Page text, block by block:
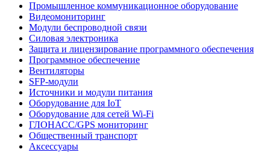
Промышленное коммуникационное оборудование
Видеомониторинг
Модули беспроводной связи
Силовая электроника
Защита и лицензирование программного обеспечения
Программное обеспечение
Вентиляторы
SFP-модули
Источники и модули питания
Оборудование для IoT
Оборудование для сетей Wi-Fi
ГЛОНАСС/GPS мониторинг
Общественный транспорт
Аксессуары